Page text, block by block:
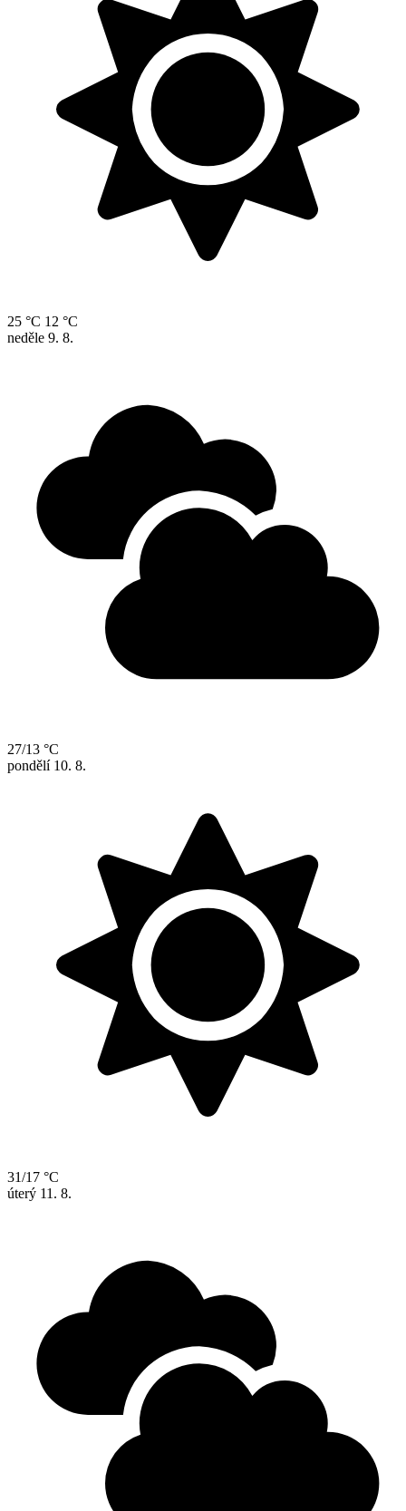
25 °C 12 °C
neděle 9. 8.
27/13 °C
pondělí 10. 8.
31/17 °C
úterý 11. 8.